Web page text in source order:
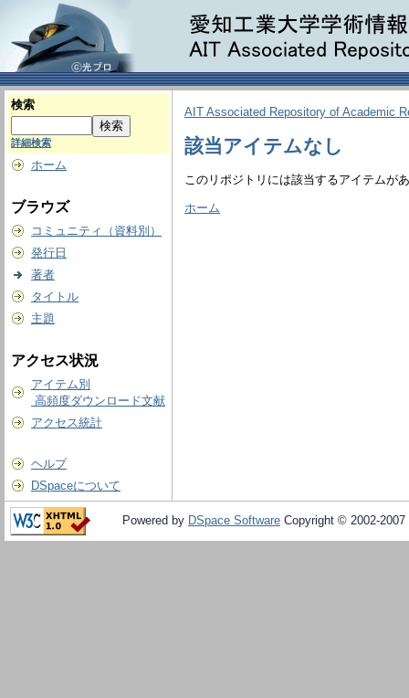
検索
詳細検索
ホーム
ブラウズ
コミュニティ（資料別）
発行日
著者
タイトル
主題
アクセス状況
アイテム別
高頻度ダウンロード文献
アクセス統計
ヘルプ
DSpaceについて
AIT Associated Repository of Academic
該当アイテムなし
このリポジトリには該当するアイテムが
ホーム
Powered by DSpace Software Copyright © 2002-2007